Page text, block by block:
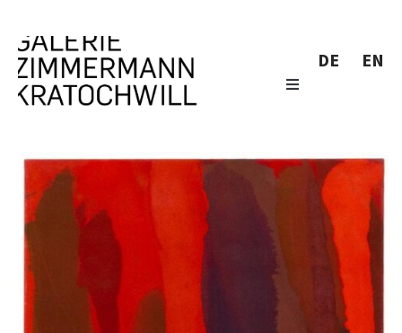
DE EN